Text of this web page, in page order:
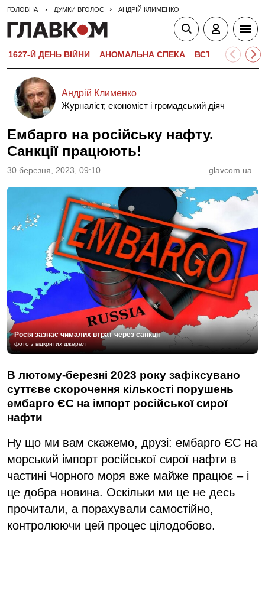
ГОЛОВНА ДУМКИ ВГОЛОС АНДРІЙ КЛИМЕНКО
1627-Й ДЕНЬ ВІЙНИ АНОМАЛЬНА СПЕКА ВСТУПНА
Андрій Клименко
Журналіст, економіст і громадський діяч
Ембарго на російську нафту.
Санкції працюють!
30 березня, 2023, 09:10 glavcom.ua
Росія зазнає чималих втрат через санкції
фото з відкритих джерел
В лютому-березні 2023 року зафіксувано
суттєве скорочення кількості порушень
ембарго ЄС на імпорт російської сирої
нафти
Ну що ми вам скажемо, друзі: ембарго ЄС на
морський імпорт російської сирої нафти в
частині Чорного моря вже майже працює – і
це добра новина. Оскільки ми це не десь
прочитали, а порахували самостійно,
контролюючи цей процес цілодобово.